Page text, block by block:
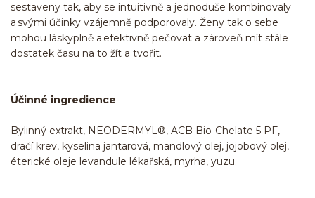
sestaveny tak, aby se intuitivně a jednoduše kombinovaly
a svými účinky vzájemně podporovaly. Ženy tak o sebe
mohou láskyplně a efektivně pečovat a zároveň mít stále
dostatek času na to žít a tvořit.
Účinné ingredience
Bylinný extrakt, NEODERMYL®, ACB Bio-Chelate 5 PF,
dračí krev, kyselina jantarová, mandlový olej, jojobový olej,
éterické oleje levandule lékařská, myrha, yuzu.